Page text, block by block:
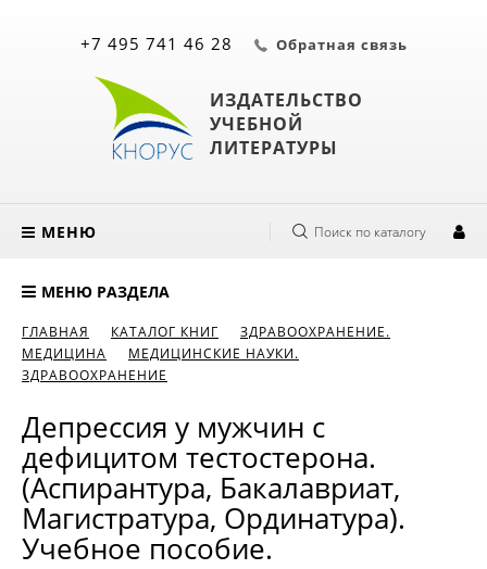
ИЗДАТЕЛЬСТВО
УЧЕБНОЙ
ЛИТЕРАТУРЫ
+7 495 741 46 28 Обратная связь
МЕНЮ Поиск по каталогу
МЕНЮ РАЗДЕЛА
ГЛАВНАЯ КАТАЛОГ КНИГ
ЗДРАВООХРАНЕНИЕ.
МЕДИЦИНА
МЕДИЦИНСКИЕ НАУКИ.
ЗДРАВООХРАНЕНИЕ
Депрессия у мужчин с
дефицитом тестостерона.
(Аспирантура, Бакалавриат,
Магистратура, Ординатура).
Учебное пособие.